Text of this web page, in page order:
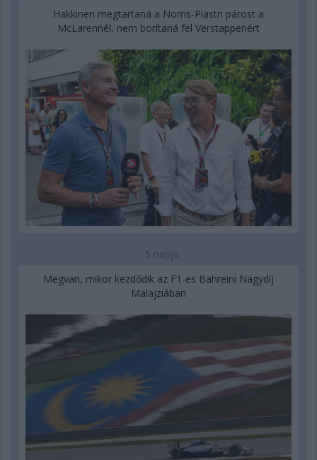
Hakkinen megtartaná a Norris-Piastri párost a
McLarennél, nem borítaná fel Verstappenért
5 napja
Megvan, mikor kezdődik az F1-es Bahreini Nagydíj
Malajziában